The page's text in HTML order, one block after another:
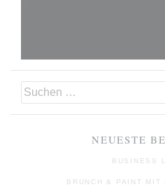
NACH:
NEUESTE
BUSINESS
BRUNCH & PAINT MIT